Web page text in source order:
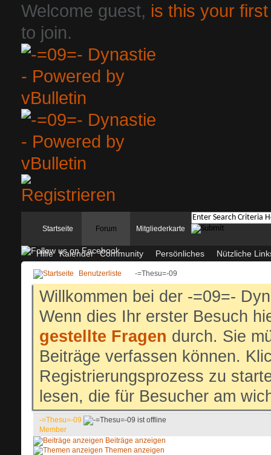
Welcome guest, is this your
to join.
Startseite Forum
Hilfe Kalender Community Persönliches Nützliche
Mitgliederkarte
Benutzerliste -=Thesu=-09
Willkommen bei der -=09=-
Wenn dies Ihr erster Besuch
gestellte Fragen durch. Sie
Beiträge verfassen können.
Registrierungsprozess zu
lesen, die für Besucher am
-=Thesu=-09
Member
Beiträge anzeigen
Themen anzeigen